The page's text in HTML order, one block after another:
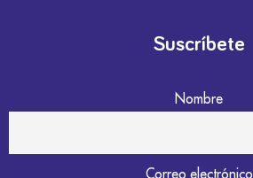
Suscríbete
Nombre
Correo electrónico